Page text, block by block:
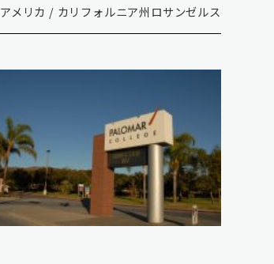
アメリカ / カリフォルニア州ロサンゼルス